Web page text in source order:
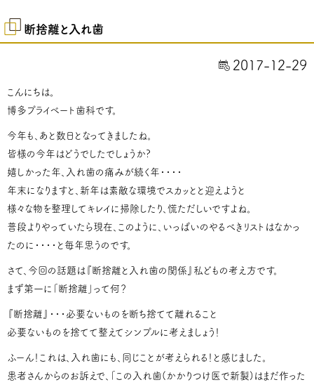
断捨離と入れ歯
2017-12-29
こんにちは。
博多プライベート歯科です。
今年も、あと数日となってきましたね。
皆様の今年はどうでしたでしょうか?
嬉しかった年、入れ歯の痛みが続く年・・・・
年末になりますと、新年は素敵な環境でスカッとと迎えようと
様々な物を整理してキレイに掃除したり、慌ただしいですよね。
普段よりやっていたら現在、このように、いっぱいのやるべきリストはなかっ
たのに・・・・と毎年思うのです。
さて、今回の話題は『断捨離と入れ歯の関係』私どもの考え方です。
まず第一に「断捨離」って何？
『断捨離』・・・必要ないものを断ち捨てて離れること
必要ないものを捨てて整えてシンプルに考えましょう！
ふーん！これは、入れ歯にも、同じことが考えられる！と感じました。
患者さんからのお訴えで、「この入れ歯(かかりつけ医で新製)はまだ作った